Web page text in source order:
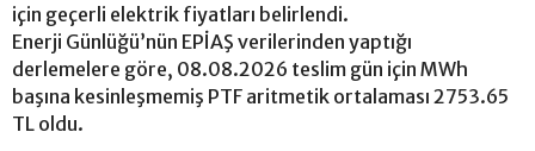
için geçerli elektrik fiyatları belirlendi.
Enerji Günlüğü’nün EPİAŞ verilerinden yaptığı
derlemelere göre, 08.08.2026 teslim gün için MWh
başına kesinleşmemiş PTF aritmetik ortalaması 2753.65
TL oldu.